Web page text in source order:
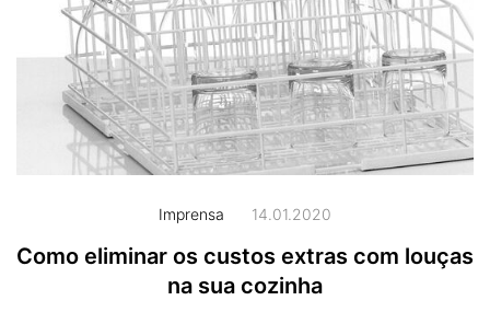
Imprensa 14.01.2020
Como eliminar os custos extras com louças
na sua cozinha